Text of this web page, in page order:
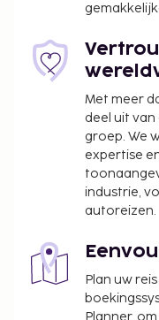
Met meer
deel uit
groep. We
expertise
industrie,
autoreizen.
Plan uw
Planner,